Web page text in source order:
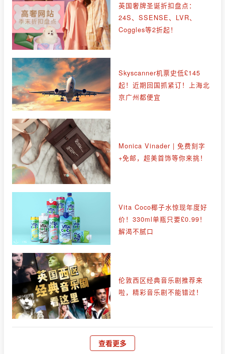
英国奢牌圣诞折扣盘点：
24S、SSENSE、LVR、
Coggles等2折起！
Skyscanner机票史低£145
起！近期回国抓紧订！上海北
京广州都便宜
Monica Vinader | 免费刻字
+免邮，超美首饰等你来挑！
Vita Coco椰子水惊现年度好
价！330ml单瓶只要£0.99！
解渴不腻口
伦敦西区经典音乐剧推荐来
啦，精彩音乐剧不能错过！
查看更多